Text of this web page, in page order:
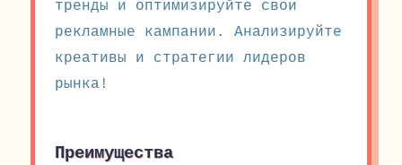
тренды и оптимизируйте свои
рекламные кампании. Анализируйте
креативы и стратегии лидеров
рынка!
Преимущества